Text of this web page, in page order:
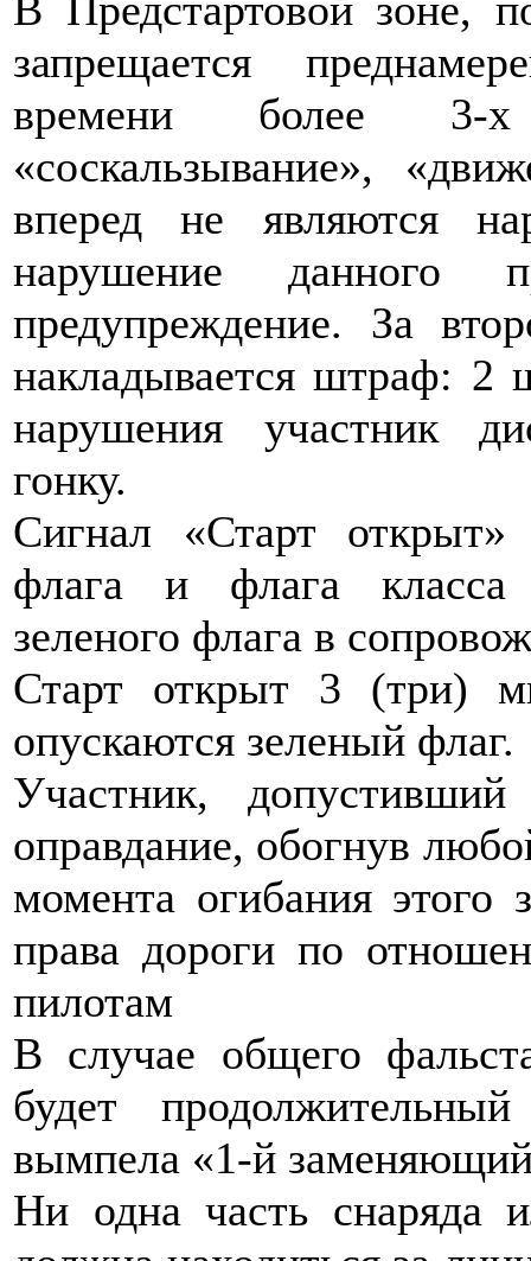
запрещается
времени более 3-х
«соскальзывание»,
вперед не являются
нарушение данного
предупреждение. За
накладывается штраф: 2
нарушения участник
гонку.
Сигнал «Старт открыт»
флага и флага
зеленого флага в
Старт открыт 3 (три)
опускаются зеленый флаг.
Участник,
оправдание, обогнув
момента огибания этого
права дороги по
пилотам
В случае общего
будет
вымпела «1-й
Ни одна часть снаряда